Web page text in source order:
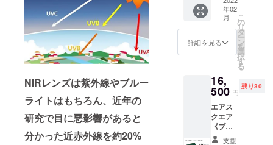
NIRレンズは紫外線やブルー
ライトはもちろん、近年の
研究で目に悪影響があると
分かった近赤外線を約20%
ケース
× 1 ■レ
ザー
ケース
ナー × 1
※フレー
ンズの
カラー
にお間
違いが
19,500
円 →
14,600
円
（税・
【内
容】 ■
エアラ
ウンド
× 1 （フ
レー
ム：グ
年02
月
詳細を見る
こ
の
リ
タ
ー
ン
を
選
択
す
る
16,
500 円
残り30
エアス
クエア
《ブ
ラッ支援